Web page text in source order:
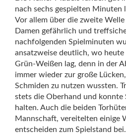
nach sechs gespielten Minuten
Vor allem über die zweite
Damen gefährlich und
nachfolgenden Spielminuten
ansatzweise deutlich, wo heute
Grün-Weißen lag, denn in der
immer wieder zur große
Schmiden zu nutzen wussten.
stets die Oberhand und konnte
halten. Auch die beiden
Mannschaft, vereitelten einige
entscheiden zum Spielstand